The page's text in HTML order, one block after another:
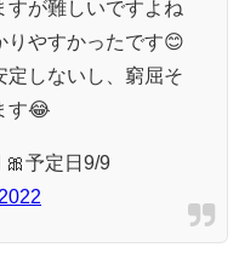
すが難しいですよね
りやすかったです😊
定しないし、窮屈そ
す😂
予定日9/9